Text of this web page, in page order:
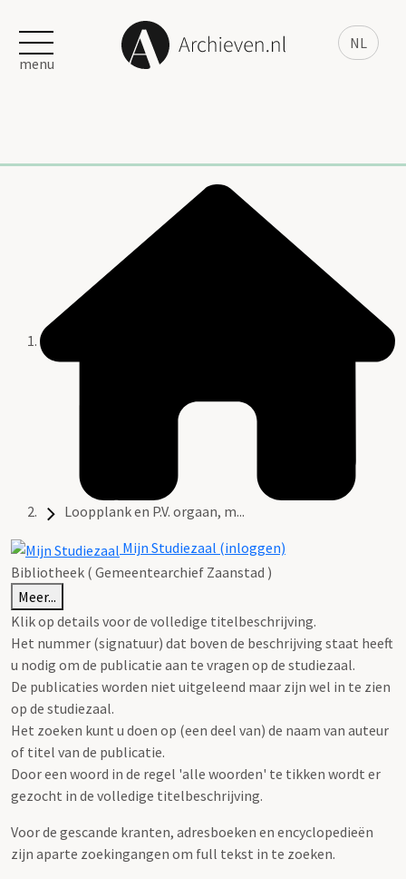
NL
menu
Loopplank en P.V. orgaan, m...
Mijn Studiezaal (inloggen)
Bibliotheek ( Gemeentearchief Zaanstad )
Meer...
Klik op details voor de volledige titelbeschrijving.
Het nummer (signatuur) dat boven de beschrijving staat heeft
u nodig om de publicatie aan te vragen op de studiezaal.
De publicaties worden niet uitgeleend maar zijn wel in te zien
op de studiezaal.
Het zoeken kunt u doen op (een deel van) de naam van auteur
of titel van de publicatie.
Door een woord in de regel 'alle woorden' te tikken wordt er
gezocht in de volledige titelbeschrijving.
Voor de gescande kranten, adresboeken en encyclopedieën
zijn aparte zoekingangen om full tekst in te zoeken.